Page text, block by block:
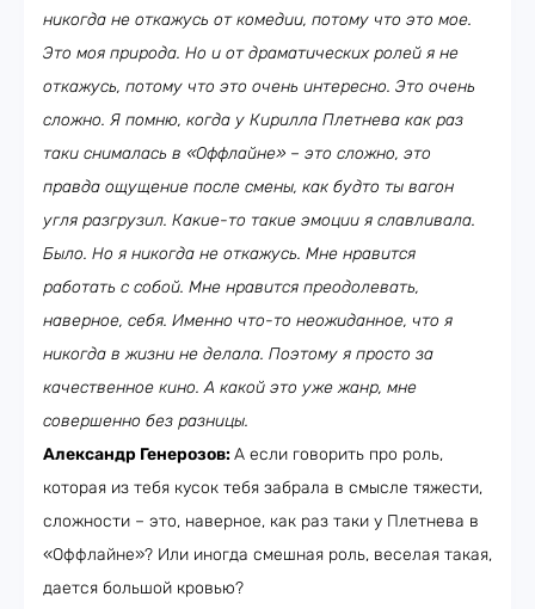
никогда не откажусь от комедии, потому что это мое.
Это моя природа. Но и от драматических ролей я не
откажусь, потому что это очень интересно. Это очень
сложно. Я помню, когда у Кирилла Плетнева как раз
таки снималась в «Оффлайне» – это сложно, это
правда ощущение после смены, как будто ты вагон
угля разгрузил. Какие-то такие эмоции я славливала.
Было. Но я никогда не откажусь. Мне нравится
работать с собой. Мне нравится преодолевать,
наверное, себя. Именно что-то неожиданное, что я
никогда в жизни не делала. Поэтому я просто за
качественное кино. А какой это уже жанр, мне
совершенно без разницы.
Александр Генерозов:А если говорить про роль,
которая из тебя кусок тебя забрала в смысле тяжести,
сложности – это, наверное, как раз таки у Плетнева в
«Оффлайне»? Или иногда смешная роль, веселая такая,
дается большой кровью?